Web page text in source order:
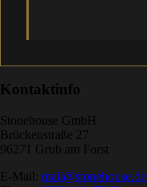
Kontaktinfo
Stonehouse GmbH
Brückenstraße 27
96271 Grub am Forst
E-Mail: mail@stonehouse.de